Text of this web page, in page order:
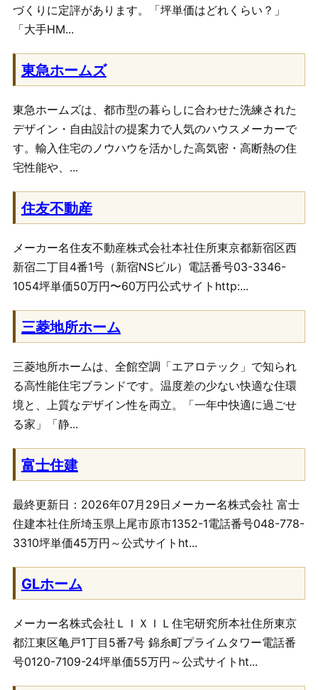
づくりに定評があります。「坪単価はどれくらい？」
「大手HM...
東急ホームズ
東急ホームズは、都市型の暮らしに合わせた洗練された
デザイン・自由設計の提案力で人気のハウスメーカーで
す。輸入住宅のノウハウを活かした高気密・高断熱の住
宅性能や、...
住友不動産
メーカー名住友不動産株式会社本社住所東京都新宿区西
新宿二丁目4番1号（新宿NSビル）電話番号03-3346-
1054坪単価50万円〜60万円公式サイトhttp:...
三菱地所ホーム
三菱地所ホームは、全館空調「エアロテック」で知られ
る高性能住宅ブランドです。温度差の少ない快適な住環
境と、上質なデザイン性を両立。「一年中快適に過ごせ
る家」「静...
富士住建
最終更新日：2026年07月29日メーカー名株式会社 富士
住建本社住所埼玉県上尾市原市1352-1電話番号048-778-
3310坪単価45万円～公式サイトht...
GLホーム
メーカー名株式会社ＬＩＸＩＬ住宅研究所本社住所東京
都江東区亀戸1丁目5番7号 錦糸町プライムタワー電話番
号0120-7109-24坪単価55万円～公式サイトht...